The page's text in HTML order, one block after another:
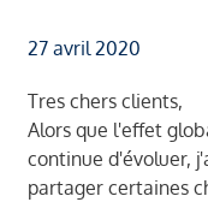
27 avril 2020
Tres chers clients,
Alors que l'effet
continue d'évoluer,
partager certaines